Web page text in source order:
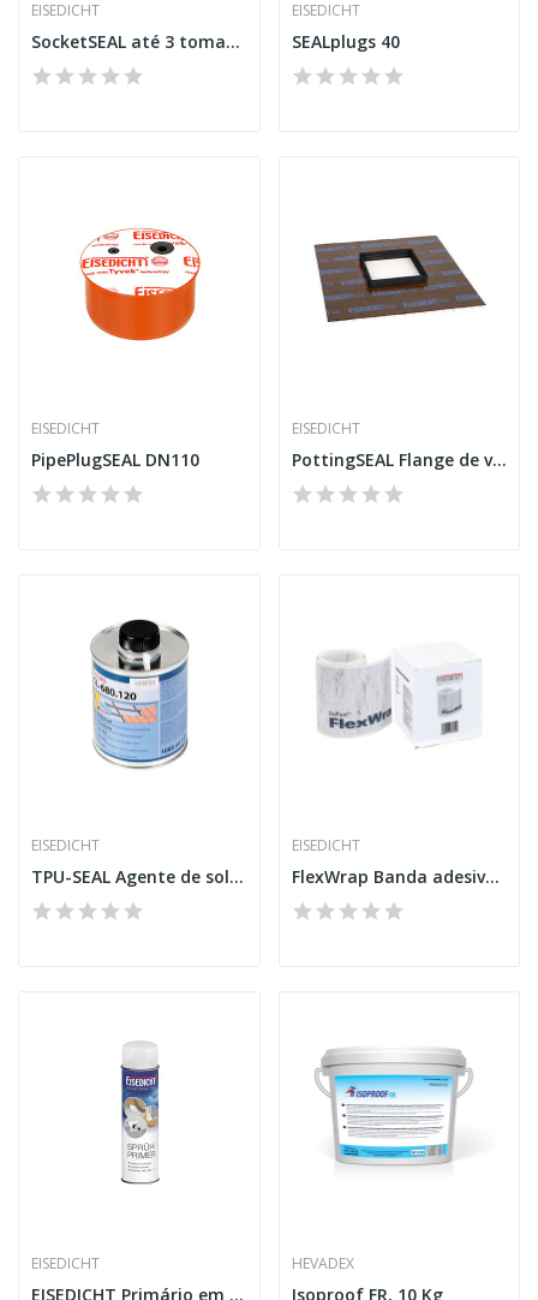
EISEDICHT
SocketSEAL até 3 tomadas
EISEDICHT
SEALplugs 40
EISEDICHT
PipePlugSEAL DN110
EISEDICHT
PottingSEAL Flange de vaso e composto de vaso
EISEDICHT
TPU-SEAL Agente de soldadura por solvente
EISEDICHT
FlexWrap Banda adesiva NF 500
EISEDICHT
EISEDICHT Primário em spray
HEVADEX
Isoproof FR, 10 Kg